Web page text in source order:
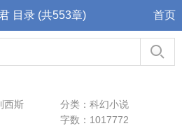
目录 (共553章) 首页
西斯
分类：科幻小说
字数：1017772